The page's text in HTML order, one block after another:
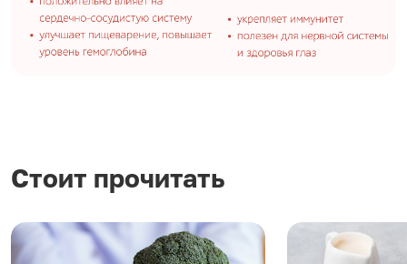
Стоит прочитать